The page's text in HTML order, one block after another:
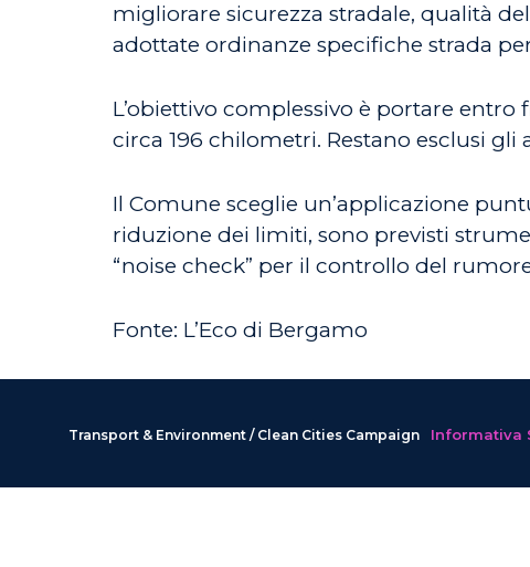
migliorare sicurezza stradale, qualità
adottate ordinanze specifiche strada
L’obiettivo complessivo è portare
circa 196 chilometri. Restano esclusi
Il Comune sceglie un’applicazione
riduzione dei limiti, sono previsti
“noise check” per il controllo del
Fonte: L’Eco di Bergamo
Transport & Environment / Clean Cities Campaign Informativa